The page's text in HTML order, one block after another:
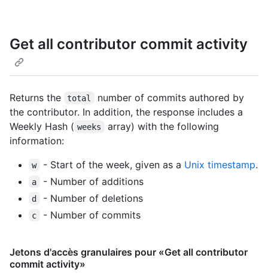
Get all contributor commit activity
Returns the total
number of commits authored by
the contributor. In addition, the response includes a
Weekly Hash ( weeks
array) with the following
information:
w - Start of the week, given as a Unix timestamp.
a - Number of additions
d - Number of deletions
c - Number of commits
Jetons d'accès granulaires pour «Get all contributor
commit activity»